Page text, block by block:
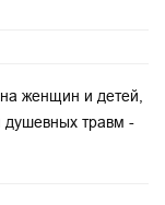
женщин и детей,
душевных травм -